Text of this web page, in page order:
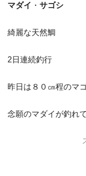
マダイ ・ サゴシ
綺麗な天然鯛
2日連続釣行
昨日は８０㎝程のマ
念願のマダイが釣れ